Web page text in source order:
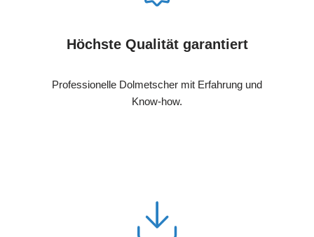
Höchste Qualität garantiert
Professionelle Dolmetscher mit Erfahrung und
Know-how.